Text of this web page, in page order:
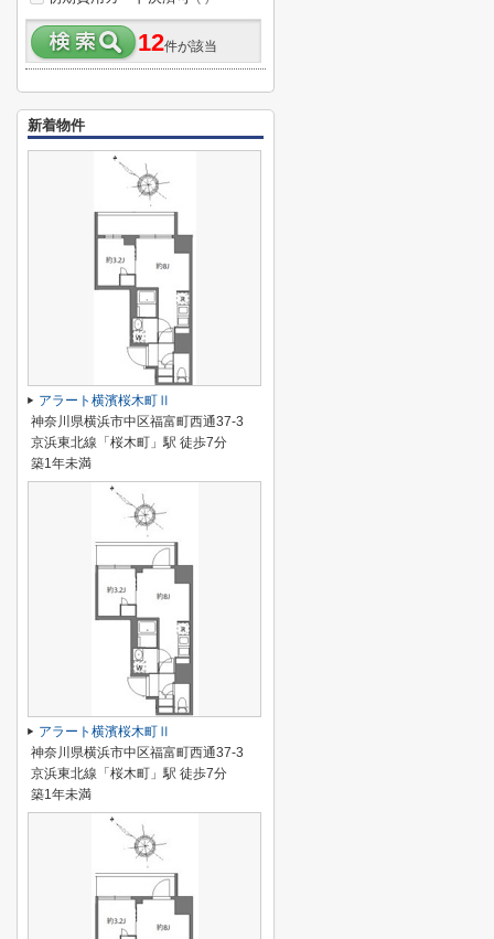
12件が該当
新着物件
アラート横濱桜木町Ⅱ
神奈川県横浜市中区福富町西通37-3
京浜東北線「桜木町」駅 徒歩7分
築1年未満
アラート横濱桜木町Ⅱ
神奈川県横浜市中区福富町西通37-3
京浜東北線「桜木町」駅 徒歩7分
築1年未満